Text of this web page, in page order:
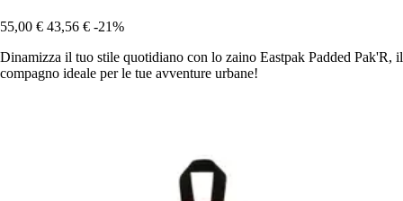
55,00 € 43,56 € -21%
Dinamizza il tuo stile quotidiano con lo zaino Eastpak Padded Pak'R, il
compagno ideale per le tue avventure urbane!